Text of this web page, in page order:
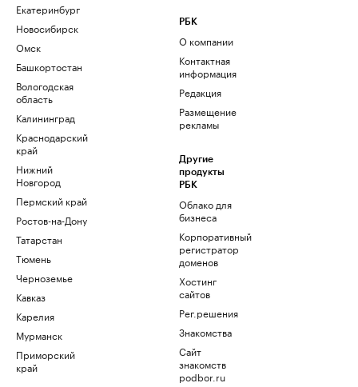
Екатеринбург
Новосибирск
Омск
Башкортостан
Вологодская
область
Калининград
Краснодарский
край
Нижний
Новгород
Пермский край
Ростов-на-Дону
Татарстан
Тюмень
Черноземье
Кавказ
Карелия
Мурманск
Приморский
край
РБК
О компании
Контактная
информация
Редакция
Размещение
рекламы
Другие
продукты
РБК
Облако для
бизнеса
Корпоративный
регистратор
доменов
Хостинг
сайтов
Рег.решения
Знакомства
Сайт
знакомств
podbor.ru